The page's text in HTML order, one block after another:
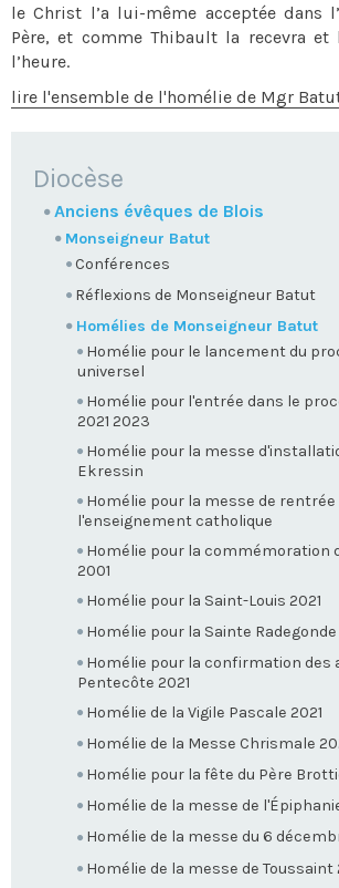
le Christ l’a lui-même acceptée dans
Père, et comme Thibault la recevra et
l’heure.
lire l'ensemble de l'homélie de Mgr
NAVIGATION
Diocèse
Anciens évêques de Blois
Monseigneur Batut
Conférences
Réflexions de Monseigneur Batut
Homélies de Monseigneur Batut
Homélie pour le lancement du
universel
Homélie pour l'entrée dans le
2021 2023
Homélie pour la messe
Ekressin
Homélie pour la messe de rentrée
l'enseignement catholique
Homélie pour la commémoration
2001
Homélie pour la Saint-Louis 2021
Homélie pour la Sainte Radegonde
Homélie pour la confirmation des
Pentecôte 2021
Homélie de la Vigile Pascale 2021
Homélie de la Messe Chrismale
Homélie pour la fête du Père
Homélie de la messe de
Homélie de la messe du 6
Homélie de la messe de Toussaint